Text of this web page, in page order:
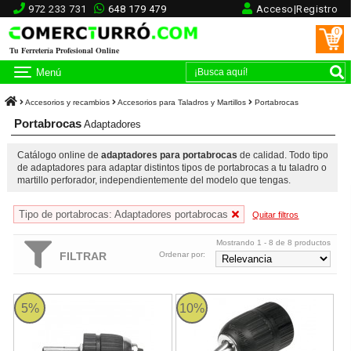
972 233 731 648 179 479 Acceso|Registro
Tu Ferretería Profesional Online
0
Menú
Accesorios y recambios Accesorios para Taladros y Martillos Portabrocas
Portabrocas Adaptadores
Catálogo online de adaptadores para portabrocas de calidad. Todo tipo
de adaptadores para adaptar distintos tipos de portabrocas a tu taladro o
martillo perforador, independientemente del modelo que tengas.
Tipo de portabrocas: Adaptadores portabrocas Quitar filtros
FILTRAR
Mostrando 1 - 8 de 8 productos
Ordenar por:
5%
Adaptador SDS-PLUS Makita con portabrocas automático
10%
Set portabrocas automático